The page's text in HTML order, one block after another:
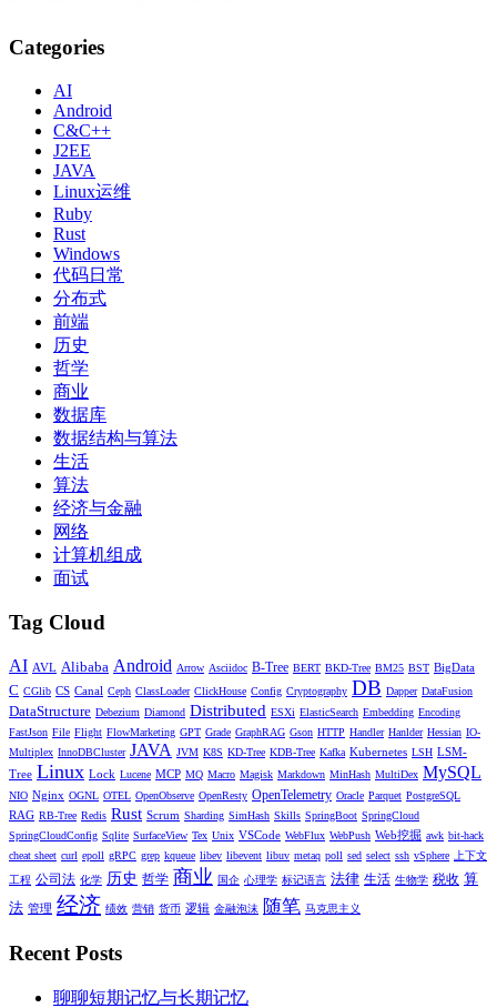
Categories
AI
Android
C&C++
J2EE
JAVA
Linux运维
Ruby
Rust
Windows
代码日常
分布式
前端
历史
哲学
商业
数据库
数据结构与算法
生活
算法
经济与金融
网络
计算机组成
面试
Tag Cloud
AI AVL Alibaba Android Arrow Asciidoc B-Tree BERT BKD-Tree BM25 BST BigData
C CGlib CS Canal Ceph ClassLoader ClickHouse Config Cryptography DB Dapper DataFusion
DataStructure Debezium Diamond Distributed ESXi ElasticSearch Embedding Encoding
FastJson File Flight FlowMarketing GPT Grade GraphRAG Gson HTTP Handler Hanlder Hessian IO-
Multiplex InnoDBCluster JAVA JVM K8S KD-Tree KDB-Tree Kafka Kubernetes LSH LSM-
Tree Linux Lock Lucene MCP MQ Macro Magisk Markdown MinHash MultiDex MySQL
NIO Nginx OGNL OTEL OpenObserve OpenResty OpenTelemetry Oracle Parquet PostgreSQL
RAG RB-Tree Redis Rust Scrum Sharding SimHash Skills SpringBoot SpringCloud
SpringCloudConfig Sqlite SurfaceView Tex Unix VSCode WebFlux WebPush Web挖掘 awk bit-hack
cheat sheet curl epoll gRPC grep kqueue libev libevent libuv metaq poll sed select ssh vSphere
上下文
工程 公司法 化学 历史 哲学 商业 国企 心理学 标记语言 法律 生活 生物学 税收 算
法 管理 经济 绩效 营销 货币 逻辑 金融泡沫 随笔 马克思主义
Recent Posts
聊聊短期记忆与长期记忆